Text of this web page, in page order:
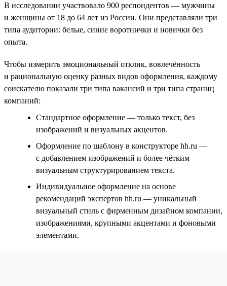
В исследовании участвовало 900 респондентов — мужчины
и женщины от 18 до 64 лет из России. Они представляли три
типа аудитории: белые, синие воротнички и новички без
опыта.
Чтобы измерить эмоциональный отклик, вовлечённость
и рациональную оценку разных видов оформления, каждому
соискателю показали три типа вакансий и три типа страниц
компаний:
Стандартное оформление — только текст, без
изображений и визуальных акцентов.
Оформление по шаблону в конструкторе hh.ru —
с добавлением изображений и более чётким
визуальным структурированием текста.
Индивидуальное оформление на основе
рекомендаций экспертов hh.ru — уникальный
визуальный стиль с фирменным дизайном компании,
изображениями, крупными акцентами и фоновыми
элементами.